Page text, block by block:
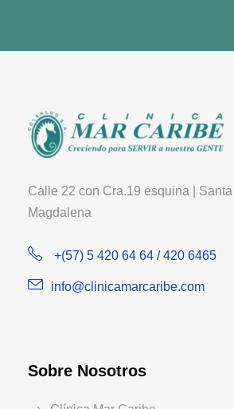
Calle 22 con Cra.19 esquina |
Magdalena
+(57) 5 420 64 64 / 420 6465
info@clinicamarcaribe.com
Sobre Nosotros